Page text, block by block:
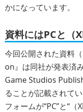
かになっています。
資料にはPCと（
今回公開された資料（
on』は同社が発表済
Game Studios
ることが記載されて
フォームが“PC”と“